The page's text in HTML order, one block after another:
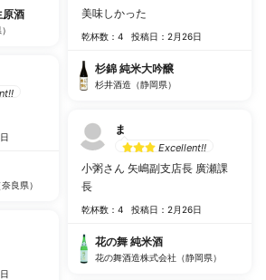
原酒
良県）
美味しかった
乾杯数：4 投稿日：2月26日
杉錦 純米大吟醸
杉井酒造（静岡県）
ま
Excellent!!
小粥さん 矢嶋副支店長 廣瀬課
長
乾杯数：4 投稿日：2月26日
花の舞 純米酒
花の舞酒造株式会社（静岡県）